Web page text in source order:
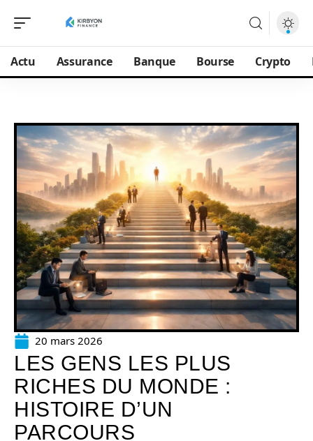
Actu Assurance Banque Bourse Crypto
20 mars 2026
LES GENS LES PLUS
RICHES DU MONDE :
HISTOIRE D’UN
PARCOURS